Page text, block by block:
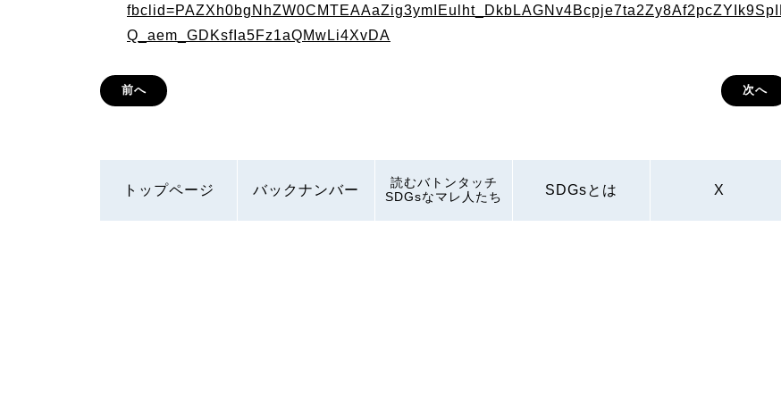
Q_aem_GDKsfIa5Fz1aQMwLi4XvDA
前へ 次へ
トップページ バックナンバー
読むバトンタッチ
SDGsなマレ人たち
SDGsとは X